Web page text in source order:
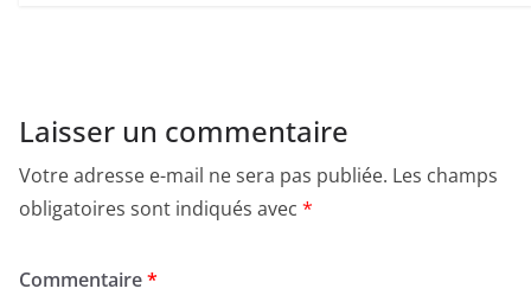
Laisser un commentaire
Votre adresse e-mail ne sera pas publiée. Les champs
obligatoires sont indiqués avec *
Commentaire*